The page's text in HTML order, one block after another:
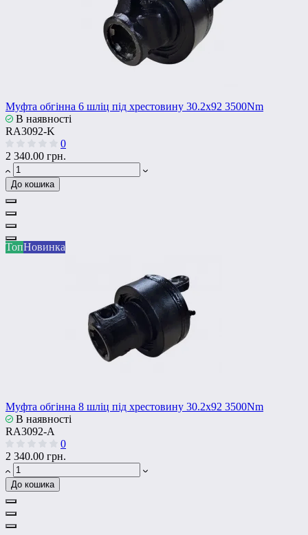
Муфта обгінна 6 шліц під хрестовину 30.2x92 3500Nm
В наявності
RA3092-K
0
2 340.00 грн.
До кошика
ТопНовинка
Муфта обгінна 8 шліц під хрестовину 30.2х92 3500Nm
В наявності
RA3092-А
0
2 340.00 грн.
До кошика